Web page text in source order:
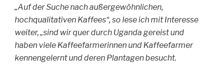
„Auf der Suche nach außergewöhnlichen,
hochqualitativen Kaffees“, so lese ich mit Interesse
weiter, „sind wir quer durch Uganda gereist und
haben viele Kaffeefarmerinnen und Kaffeefarmer
kennengelernt und deren Plantagen besucht.